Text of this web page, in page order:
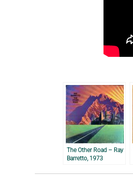
The Other Road – Ray
Barretto, 1973